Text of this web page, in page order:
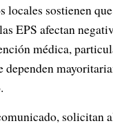
locales sostienen
EPS afectan
médica,
dependen
solicitan